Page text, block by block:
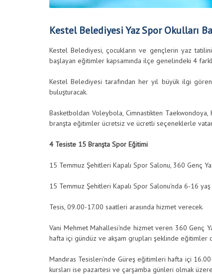
Kestel Belediyesi Yaz Spor Okulları
Kestel Belediyesi, çocukların ve gençlerin yaz
başlayan eğitimler kapsamında ilçe genelindeki 4
Kestel Belediyesi tarafından her yıl büyük ilgi
buluşturacak.
Basketboldan Voleybola, Cimnastikten
branşta eğitimler ücretsiz ve ücretli seçeneklerle
4 Tesiste 15 Branşta Spor Eğitimi
15 Temmuz Şehitleri Kapalı Spor Salonu, 360 Genç
15 Temmuz Şehitleri Kapalı Spor Salonu'nda 6-16
Tesis, 09.00-17.00 saatleri arasında hizmet verecek.
Vani Mehmet Mahallesi'nde hizmet veren 360 Genç
hafta içi gündüz ve akşam grupları şeklinde eğitimler
Mandıras Tesisleri'nde Güreş eğitimleri hafta içi
kursları ise pazartesi ve çarşamba günleri olmak